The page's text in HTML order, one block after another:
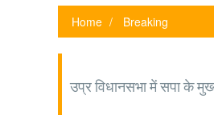
Home Breaking
उप्र विधानसभा में सपा के